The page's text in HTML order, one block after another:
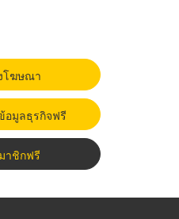
โฆษณา
อมูลธุรกิจฟรี
าชิกฟรี